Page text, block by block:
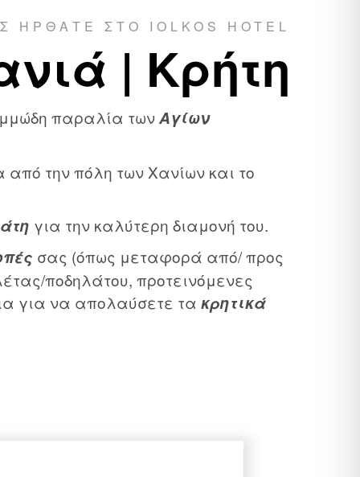
ΗΡΘΑΤΕ ΣΤΟ IOLKOS HOTEL
| Κρήτη
παραλία τωνΑγίων
από την πόλη των Χανίων και το
για την καλύτερη διαμονή του.
σας (όπως μεταφορά από/ προς
ποδηλάτου, προτεινόμενες
για να απολαύσετε τα κρητικά